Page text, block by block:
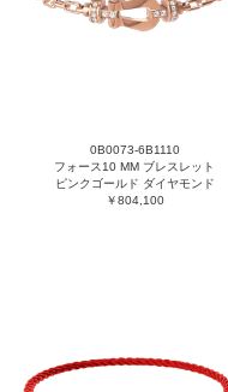
0B0073-6B1110
フォース10 MM ブレスレット
ピンクゴールド ダイヤモンド
￥804,100